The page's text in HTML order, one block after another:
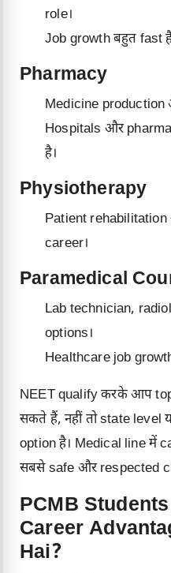
role।
Job growth बहुत fast
Pharmacy
Medicine
Hospitals और
है।
Physiotherapy
Patient
career।
Paramedical
Lab technician,
options।
Healthcare job
NEET qualify करके आप
सकते हैं, नहीं तो state level
option है। Medical line में
सबसे safe और respected
PCMB
Career
Hai?